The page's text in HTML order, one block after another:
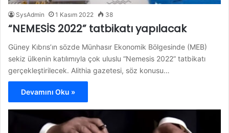
SysAdmin 1 Kasım 2022 38
“NEMESİS 2022” tatbikatı yapılacak
Güney Kıbrıs’ın sözde Münhasır Ekonomik Bölgesinde (MEB)
sekiz ülkenin katılımıyla çok uluslu “Nemesis 2022” tatbikatı
gerçekleştirilecek. Alithia gazetesi, söz konusu…
Devamını Oku »